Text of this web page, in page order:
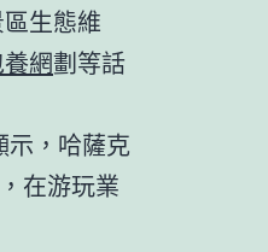
生態維
網劃等話
，哈薩克
在游玩業